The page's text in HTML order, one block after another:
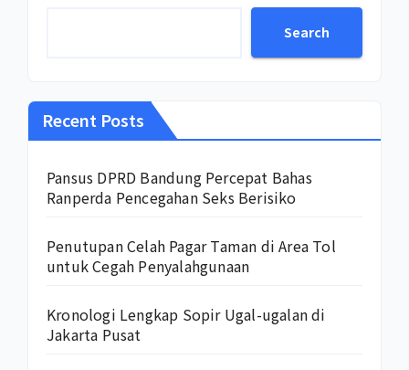
Search
Recent Posts
Pansus DPRD Bandung Percepat Bahas
Ranperda Pencegahan Seks Berisiko
Penutupan Celah Pagar Taman di Area Tol
untuk Cegah Penyalahgunaan
Kronologi Lengkap Sopir Ugal-ugalan di
Jakarta Pusat